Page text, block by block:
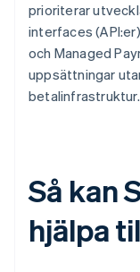
prioriterar
interfaces
och Managed
uppsättningar
betalinfrastruktur.
Så kan
hjälpa